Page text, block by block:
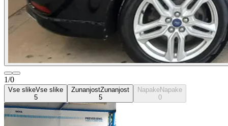
1/0
Vse slikeVse slike
5
ZunanjostZunanjost
5
NapakeNapake
0